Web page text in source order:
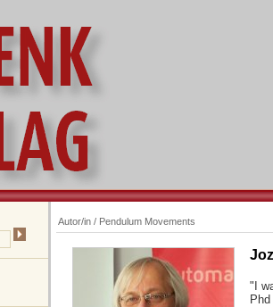
Autor/in / Pendulum Movements
"I